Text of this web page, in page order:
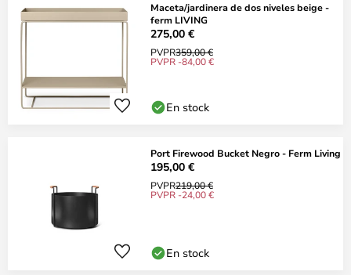
Maceta/jardinera de dos niveles beige -
ferm LIVING
275,00 €
PVPR359,00 €
PVPR -84,00 €
En stock
Port Firewood Bucket Negro - Ferm Living
195,00 €
PVPR219,00 €
PVPR -24,00 €
En stock